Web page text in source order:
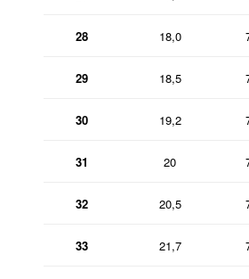
28 18,0
29 18,5
30 19,2
31 20
32 20,5
33 21,7